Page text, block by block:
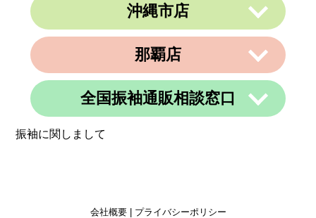
不定休
048-729-7688
午前10時～午後19時
火曜、金曜(祝日は営業)
住所
〒450-0002
愛知県名古屋市中村区名駅3丁目9番14
名古屋東アーバンビル6F
電話番号 052-990-4694
不定休
沖縄市店
〒904-0034
沖縄県沖縄市山内２丁目８−１３ 1階
電話番号 080-8565-3818
定休日 不定休
那覇店
〒902-0069
沖縄県那覇市松島1-11-13C＆C 4F
電話番号 098-884-6600
全国振袖通販相談窓口
営業時間 24時間
振袖に関しまして
会社概要| プライバシーポリシー